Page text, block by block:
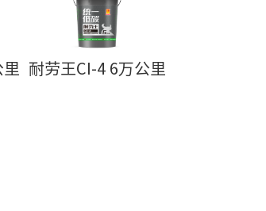
耐劳王CI-4 6万公里